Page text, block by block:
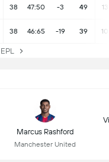
38 47:50 -3 49 13
38 46:65 -19 39 10
Marcus Rashford
Manchester United